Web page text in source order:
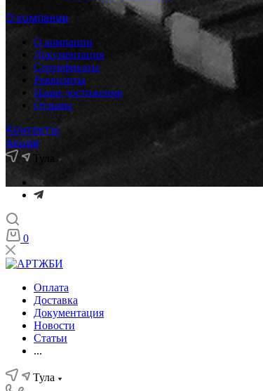
О компании
О компании
Документация
Сертификаты
Реквизиты
Наши достижения
Отзывы
Контакты
Акции
Тула
0
Оплата
Доставка
Документация
Новости
Статьи
...
Тула